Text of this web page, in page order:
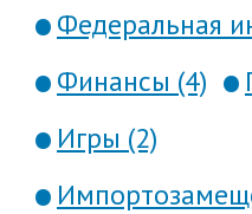
Федеральная
Финансы (4)
Игры (2)